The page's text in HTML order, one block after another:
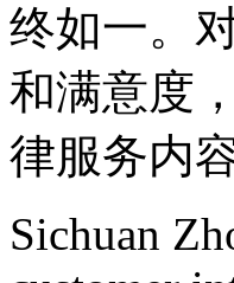
终如一。
和满意度
律服务内
Sichuan